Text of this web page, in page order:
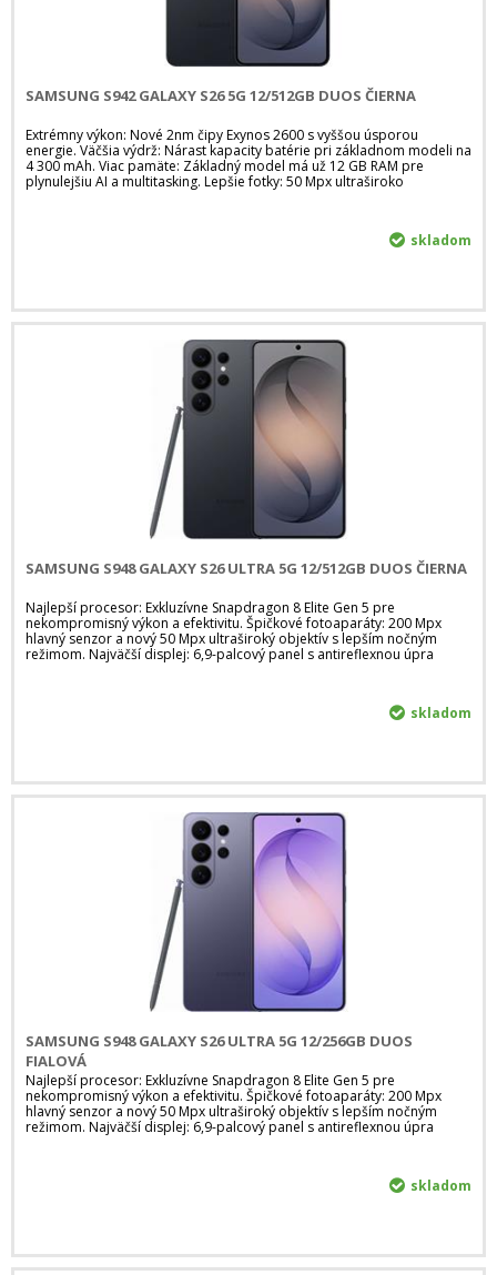
SAMSUNG S942 GALAXY S26 5G 12/512GB DUOS ČIERNA
Extrémny výkon: Nové 2nm čipy Exynos 2600 s vyššou úsporou
energie. Väčšia výdrž: Nárast kapacity batérie pri základnom modeli na
4 300 mAh. Viac pamäte: Základný model má už 12 GB RAM pre
plynulejšiu AI a multitasking. Lepšie fotky: 50 Mpx ultraširoko
skladom
SAMSUNG S948 GALAXY S26 ULTRA 5G 12/512GB DUOS ČIERNA
Najlepší procesor: Exkluzívne Snapdragon 8 Elite Gen 5 pre
nekompromisný výkon a efektivitu. Špičkové fotoaparáty: 200 Mpx
hlavný senzor a nový 50 Mpx ultraširoký objektív s lepším nočným
režimom. Najväčší displej: 6,9-palcový panel s antireflexnou úpra
skladom
SAMSUNG S948 GALAXY S26 ULTRA 5G 12/256GB DUOS
FIALOVÁ
Najlepší procesor: Exkluzívne Snapdragon 8 Elite Gen 5 pre
nekompromisný výkon a efektivitu. Špičkové fotoaparáty: 200 Mpx
hlavný senzor a nový 50 Mpx ultraširoký objektív s lepším nočným
režimom. Najväčší displej: 6,9-palcový panel s antireflexnou úpra
skladom